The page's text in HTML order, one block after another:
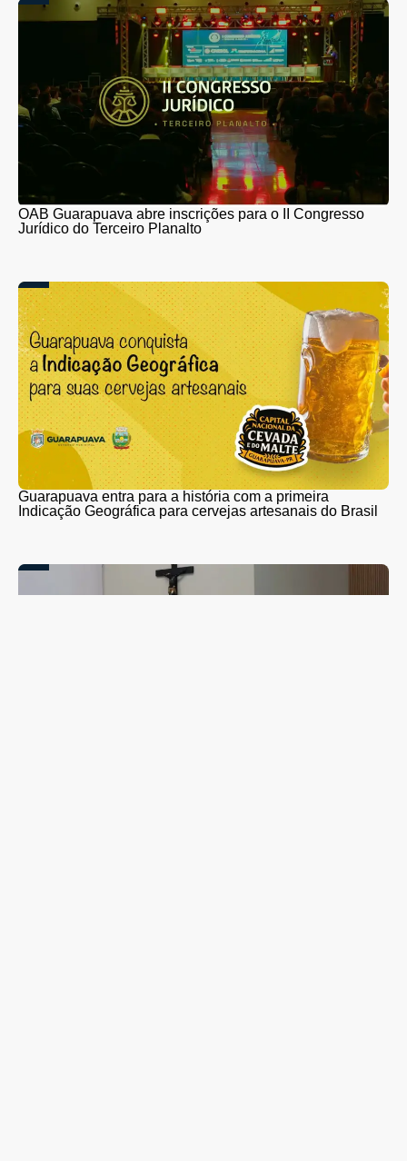
OAB Guarapuava abre inscrições para o II Congresso
Jurídico do Terceiro Planalto
Guarapuava entra para a história com a primeira
Indicação Geográfica para cervejas artesanais do Brasil